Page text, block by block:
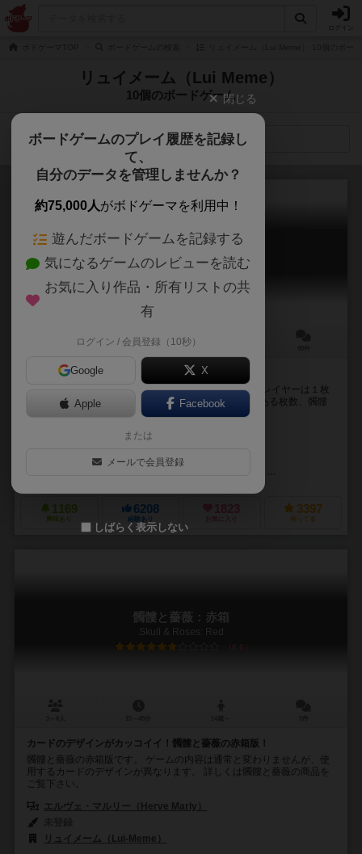
リュイメーム（Lui Meme）
10個のボードゲーム
検索メニュー
髑髏と薔薇 / スカル
Skull & Roses
45分前後
気軽に出来る深い心理戦！山札の構成を予想しよう！
プレイヤーの手元にある３枚の薔薇と１枚の髑髏。 プレイヤーは１枚
ずつ好きなカードを裏向きに出し、出されたカードをある枚数、髑髏
をめくらずにめくることが出来ると思ったプレ...
エルヴェ・マルリー（Herve Marly）
1169
興味あり
6208
経験あり お気に入り
3397
持ってる
髑髏と薔薇：赤箱
Skull & Roses: Red
6.6
カードのデザインがカッコイイ！髑髏と薔薇の赤箱版！
髑髏と薔薇の赤箱版です。 ゲームの内容は通常と変わりませんが、使
用するカードのデザインが異なります。 詳しくは髑髏と薔薇の商品を
ご覧下さい。
エルヴェ・マルリー（Herve Marly）
リュイメーム（Lui-Meme）
閉じる
ボードゲームのプレイ履歴を記録し
て、
自分のデータを管理しませんか？
約75,000人がボドゲーマを利用中！
遊んだボードゲームを記録する
気になるゲームのレビューを読む
お気に入り作品・所有リストの共
有
ログイン / 会員登録（10秒）
Google X
Apple Facebook
または
メールで会員登録
しばらく表示しない